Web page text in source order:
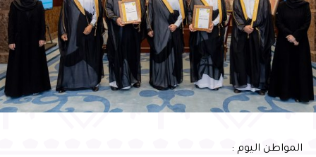
محفزة للإبداع والتميز، مثمنًا دور الشركاء والداعمين والجهات
الحكومية في إنجاح البرنامج، مؤكدًا أن تكامل الجهود بين
القطاع غير الربحي والجهات الحكومية والقطاع الخاص يمثل
ركيزة أساسية لتعظيم الأثر المستدام، وتعزيز المسؤولية
المجتمعية، وتمكين الأجيال الواعدة من الإسهام في بناء
مستقبل الوطن
بها المحافظة في استضافة البرامج الوطنية النوعية، ويؤكد ما
المواطن اليوم :